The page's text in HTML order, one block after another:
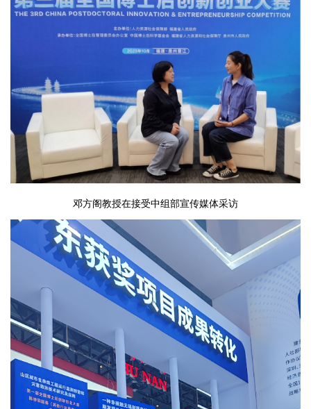
邓方阁教授在接受中组部宣传媒体采访